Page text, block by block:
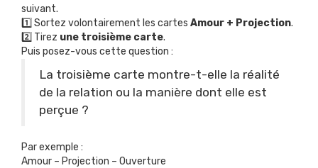
suivant.
1️⃣ Sortez volontairement les cartes Amour + Projection.
2️⃣ Tirez une troisième carte.
Puis posez-vous cette question :
La troisième carte montre-t-elle la réalité
de la relation ou la manière dont elle est
perçue ?
Par exemple :
Amour – Projection – Ouverture